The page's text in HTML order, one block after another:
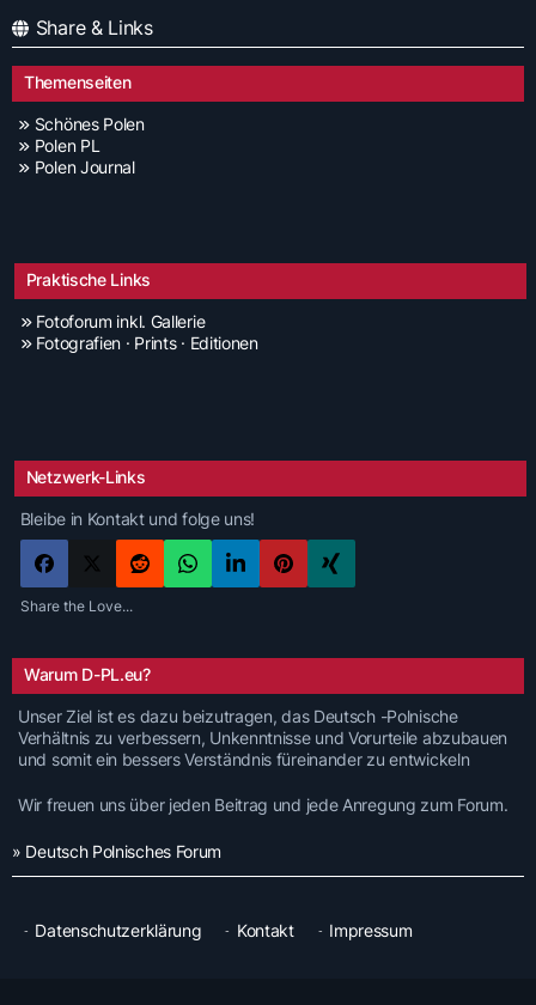
Share & Links
Themenseiten
Schönes Polen
Polen PL
Polen Journal
Praktische Links
Fotoforum inkl. Gallerie
Fotografien · Prints · Editionen
Netzwerk-Links
Bleibe in Kontakt und folge uns!
Share the Love...
Warum D-PL.eu?
Unser Ziel ist es dazu beizutragen, das Deutsch -Polnische
Verhältnis zu verbessern, Unkenntnisse und Vorurteile abzubauen
und somit ein bessers Verständnis füreinander zu entwickeln
Wir freuen uns über jeden Beitrag und jede Anregung zum Forum.
» Deutsch Polnisches Forum
Datenschutzerklärung Kontakt Impressum